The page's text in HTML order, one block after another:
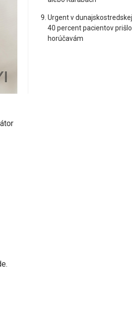
Urgent v
40 percent pacientov
horúčavám